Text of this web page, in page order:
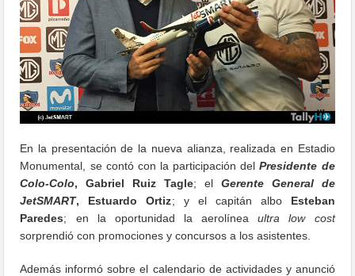
En la presentación de la nueva alianza, realizada en Estadio
Monumental, se contó con la participación delPresidente de
Colo-Colo, Gabriel Ruiz Tagle; el Gerente General de
JetSMART, Estuardo Ortiz; y el capitán albo Esteban
Paredes; en la oportunidad la aerolíneaultra low cost
sorprendió con promociones y concursos a los asistentes.
Además informó sobre el calendario de actividades y anunció